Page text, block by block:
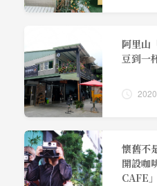
阿里山
豆到一
懷舊不
開設咖
CAFE